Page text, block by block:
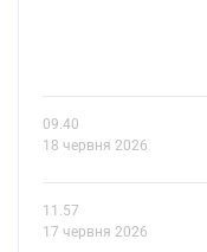
09.40
18 червня 2026
11.57
17 червня 2026